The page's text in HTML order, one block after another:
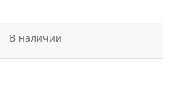
В наличии